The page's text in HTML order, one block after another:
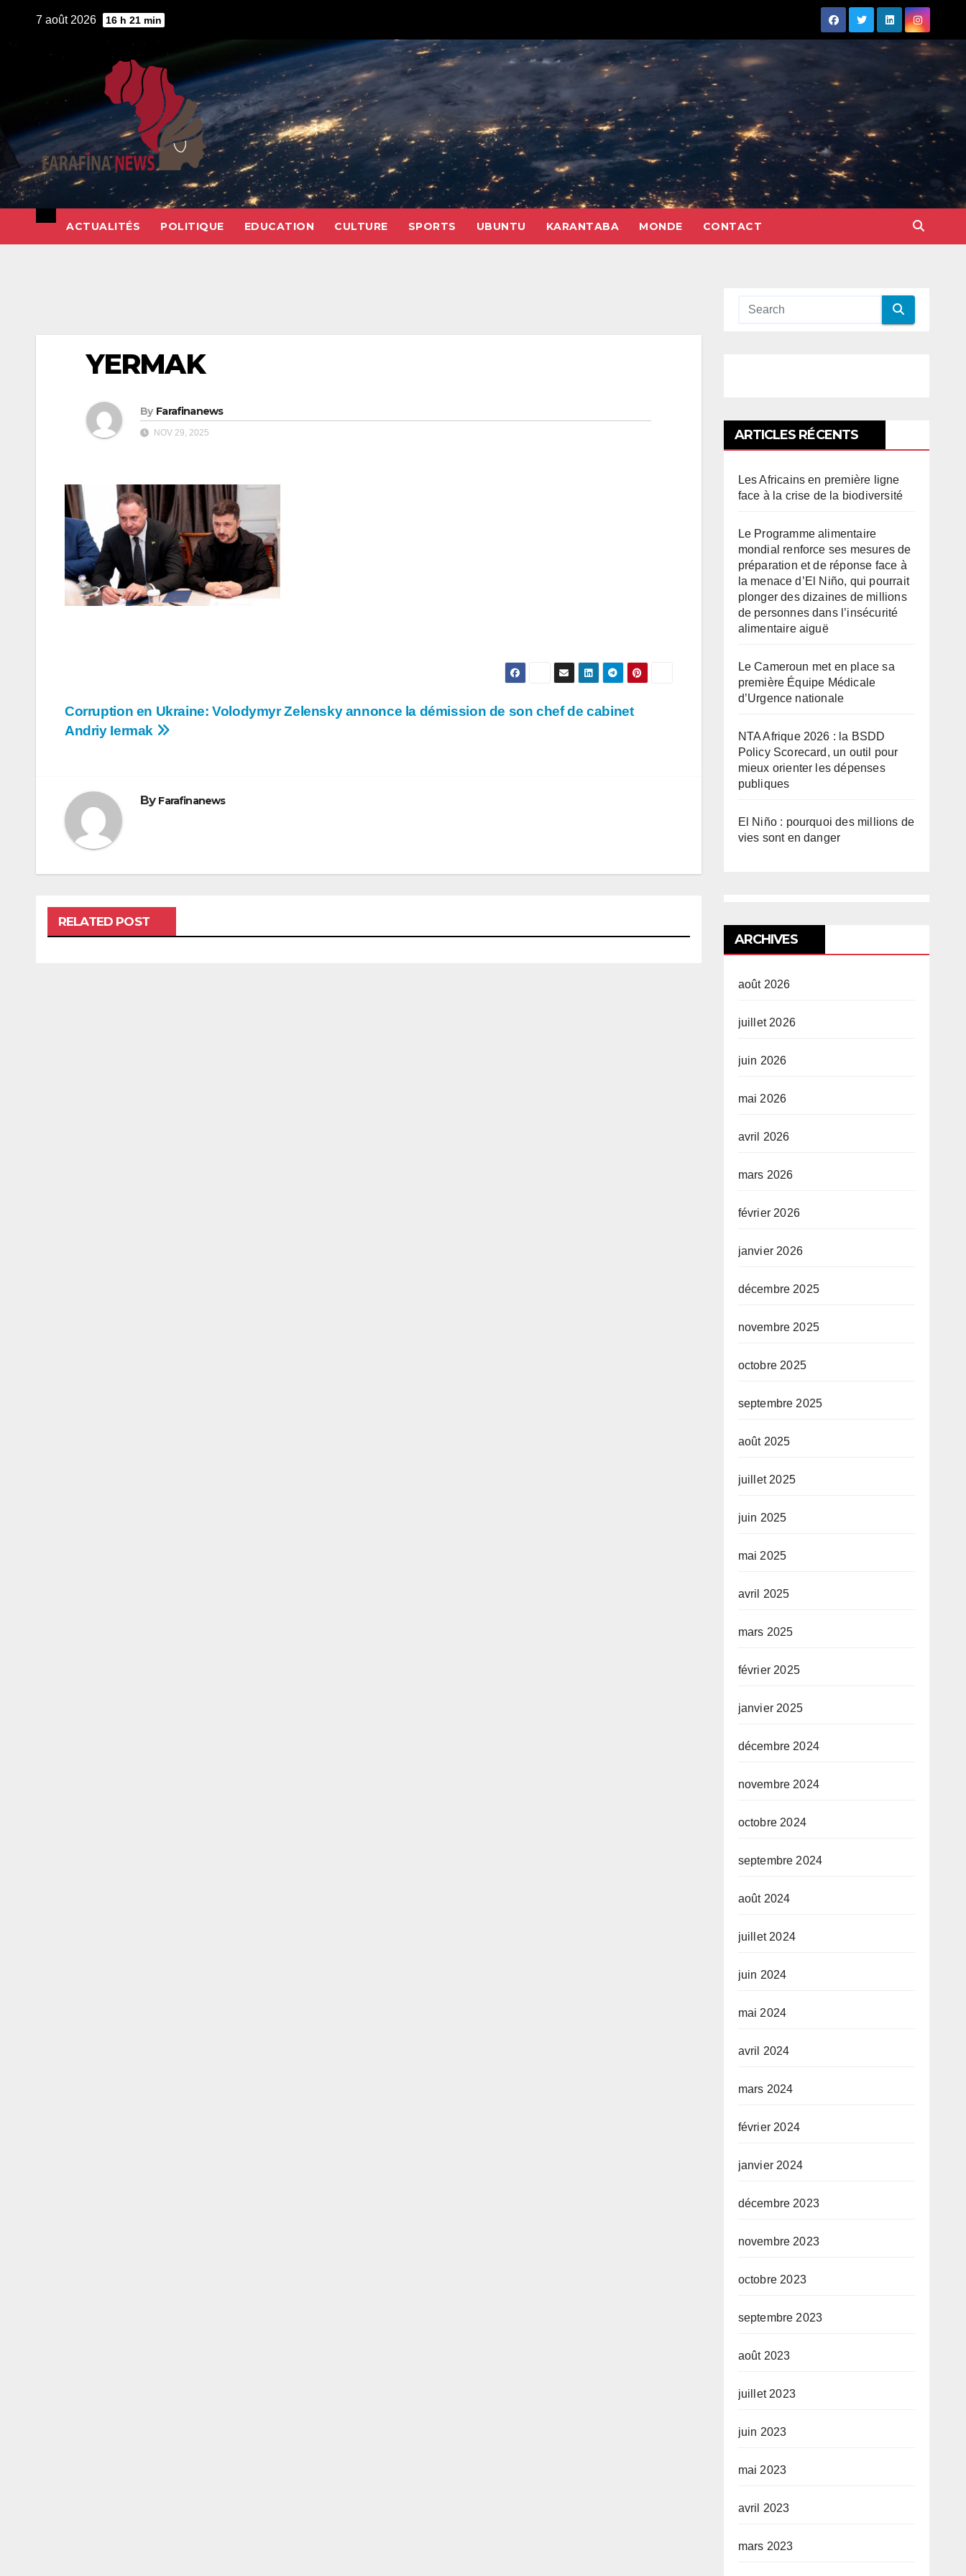
7 août 2026 16 h 21 min
ACTUALITÉS POLITIQUE EDUCATION CULTURE SPORTS UBUNTU KARANTABA MONDE CONTACT
YERMAK
By Farafinanews
NOV 29, 2025
Navigation
Corruption en Ukraine: Volodymyr Zelensky annonce la démission de son chef de cabinet
Andriy Iermak
By Farafinanews
RELATED POST
ARTICLES RÉCENTS
Les Africains en première ligne
face à la crise de la biodiversité
Le Programme alimentaire
mondial renforce ses mesures de
préparation et de réponse face à
la menace d’El Niño, qui pourrait
plonger des dizaines de millions
de personnes dans l’insécurité
alimentaire aiguë
Le Cameroun met en place sa
première Équipe Médicale
d’Urgence nationale
NTA Afrique 2026 : la BSDD
Policy Scorecard, un outil pour
mieux orienter les dépenses
publiques
El Niño : pourquoi des millions de
vies sont en danger
ARCHIVES
août 2026
juillet 2026
juin 2026
mai 2026
avril 2026
mars 2026
février 2026
janvier 2026
décembre 2025
novembre 2025
octobre 2025
septembre 2025
août 2025
juillet 2025
juin 2025
mai 2025
avril 2025
mars 2025
février 2025
janvier 2025
décembre 2024
novembre 2024
octobre 2024
septembre 2024
août 2024
juillet 2024
juin 2024
mai 2024
avril 2024
mars 2024
février 2024
janvier 2024
décembre 2023
novembre 2023
octobre 2023
septembre 2023
août 2023
juillet 2023
juin 2023
mai 2023
avril 2023
mars 2023